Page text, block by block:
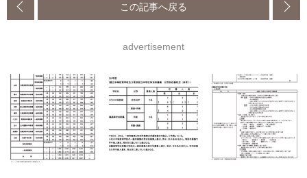
この記事へ戻る
advertisement